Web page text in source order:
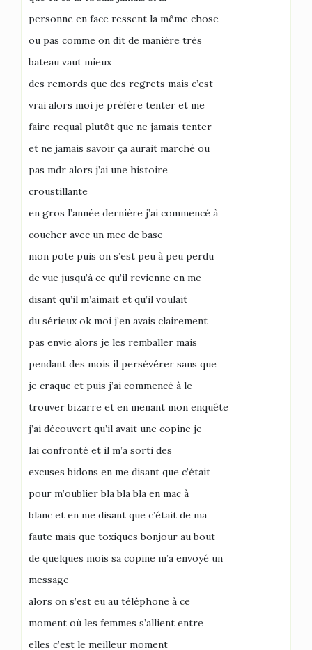
personne en face ressent la même chose
ou pas comme on dit de manière très
bateau vaut mieux
des remords que des regrets mais c’est
vrai alors moi je préfère tenter et me
faire requal plutôt que ne jamais tenter
et ne jamais savoir ça aurait marché ou
pas mdr alors j’ai une histoire
croustillante
en gros l’année dernière j’ai commencé à
coucher avec un mec de base
mon pote puis on s’est peu à peu perdu
de vue jusqu’à ce qu’il revienne en me
disant qu’il m’aimait et qu’il voulait
du sérieux ok moi j’en avais clairement
pas envie alors je les remballer mais
pendant des mois il persévérer sans que
je craque et puis j’ai commencé à le
trouver bizarre et en menant mon enquête
j’ai découvert qu’il avait une copine je
lai confronté et il m’a sorti des
excuses bidons en me disant que c’était
pour m’oublier bla bla bla en mac à
blanc et en me disant que c’était de ma
faute mais que toxiques bonjour au bout
de quelques mois sa copine m’a envoyé un
message
alors on s’est eu au téléphone à ce
moment où les femmes s’allient entre
elles c’est le meilleur moment